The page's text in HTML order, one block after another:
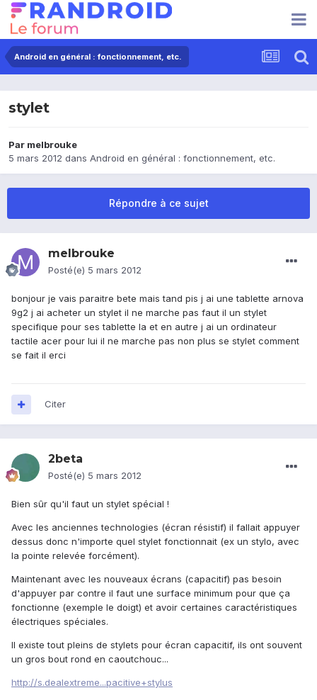
Android en général : fonctionnement, etc.
stylet
Par melbrouke
5 mars 2012 dans Android en général : fonctionnement, etc.
Répondre à ce sujet
melbrouke
Posté(e) 5 mars 2012
bonjour je vais paraitre bete mais tand pis j ai une tablette arnova
9g2 j ai acheter un stylet il ne marche pas faut il un stylet
specifique pour ses tablette la et en autre j ai un ordinateur
tactile acer pour lui il ne marche pas non plus se stylet comment
se fait il erci
Citer
2beta
Posté(e) 5 mars 2012
Bien sûr qu'il faut un stylet spécial !
Avec les anciennes technologies (écran résistif) il fallait appuyer
dessus donc n'importe quel stylet fonctionnait (ex un stylo, avec
la pointe relevée forcément).
Maintenant avec les nouveaux écrans (capacitif) pas besoin
d'appuyer par contre il faut une surface minimum pour que ça
fonctionne (exemple le doigt) et avoir certaines caractéristiques
électriques spéciales.
Il existe tout pleins de stylets pour écran capacitif, ils ont souvent
un gros bout rond en caoutchouc...
http://s.dealextreme...pacitive+stylus